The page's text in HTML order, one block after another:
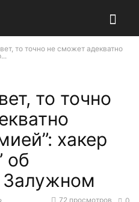
то точно не сможет адекватно
то точно
хакер
об
Залужном
72 просмотров